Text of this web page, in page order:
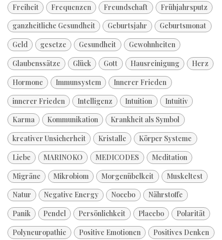
Freiheit
Frequenzen Freundschaft
Frühjahrsputz
ganzheitliche Gesundheit
Geburtsjahr
Geburtsmonat
Geld
gesetze Gesundheit
Gewohnheiten
Glaubenssätze
Glück Gott Hausreinigung
Herz
Hormone
Immunsystem
Innerer Frieden
innerer Frieden
Intelligenz Intuition
Intuitiv
Karma
Kommunikation
Krankheit als Symbol
kreativer Unsicherheit
Kristalle
Körper Systeme
Liebe
MARINOKO MEDICODES
Meditation
Migräne
Mikrobiom Morgenübelkeit
Muskeltest
Natur
Negative Energy Nocebo
Nährstoffe
Panik
Pendel Persönlichkeit Placebo
Polarität
Polyneuropathie
Positive Emotionen
Positives Denken